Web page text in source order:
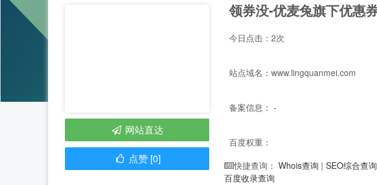
今日点击：2次
站点域名：www.lingquanmei.com
备案信息： -
百度权重：
快捷查询： Whois查询 | SEO综合查询
百度收录查询
网站直达
点赞 [0]